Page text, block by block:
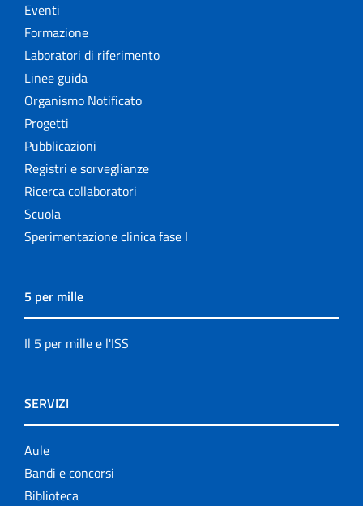
Eventi
Formazione
Laboratori di riferimento
Linee guida
Organismo Notificato
Progetti
Pubblicazioni
Registri e sorveglianze
Ricerca collaboratori
Scuola
Sperimentazione clinica fase I
5 per mille
Il 5 per mille e l'ISS
SERVIZI
Aule
Bandi e concorsi
Biblioteca